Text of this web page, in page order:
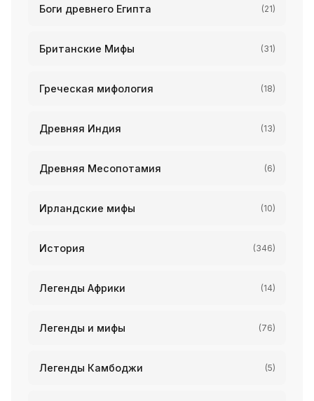
Боги древнего Египта (21)
Британские Мифы (31)
Греческая мифология (18)
Древняя Индия (13)
Древняя Месопотамия (6)
Ирландские мифы (10)
История (346)
Легенды Африки (14)
Легенды и мифы (76)
Легенды Камбоджи (5)